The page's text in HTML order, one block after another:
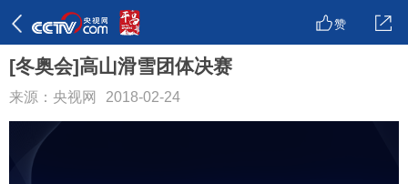
赞
[冬奥会]高山滑雪团体决赛
来源：央视网 2018-02-24